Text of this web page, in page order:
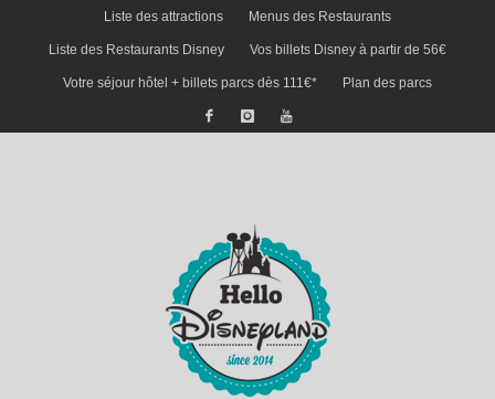
Liste des attractions Menus des Restaurants
Liste des Restaurants Disney Vos billets Disney à partir de 56€
Votre séjour hôtel + billets parcs dès 111€* Plan des parcs